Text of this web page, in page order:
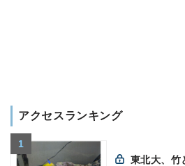
アクセスランキング